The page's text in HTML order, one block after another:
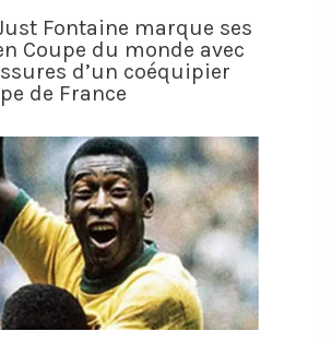
Fontaine marque ses
Coupe du monde avec
d’un coéquipier
de France